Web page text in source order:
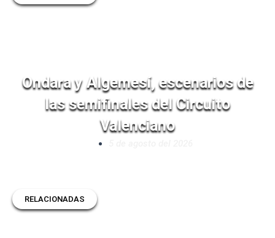
Ondara y Algemesí, escenarios de
las semifinales del Circuito
Valenciano
RELACIONADAS